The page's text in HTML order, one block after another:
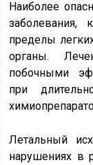
Наиболее
заболевания,
пределы
органы.
побочными
при
Летальный
нарушениях в